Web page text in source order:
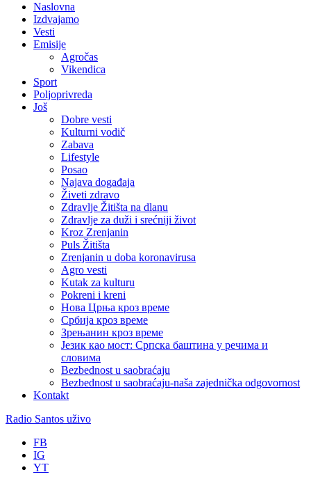
Naslovna
Izdvajamo
Vesti
Emisije
Agročas
Vikendica
Sport
Poljoprivreda
Još
Dobre vesti
Kulturni vodič
Zabava
Lifestyle
Posao
Najava događaja
Živeti zdravo
Zdravlje Žitišta na dlanu
Zdravlje za duži i srećniji život
Kroz Zrenjanin
Puls Žitišta
Zrenjanin u doba koronavirusa
Agro vesti
Kutak za kulturu
Pokreni i kreni
Нова Црња кроз време
Србија кроз време
Зрењанин кроз време
Језик као мост: Српска баштина у речима и
словима
Bezbednost u saobraćaju
Bezbednost u saobraćaju-naša zajednička odgovornost
Kontakt
Radio Santos uživo
FB
IG
YT